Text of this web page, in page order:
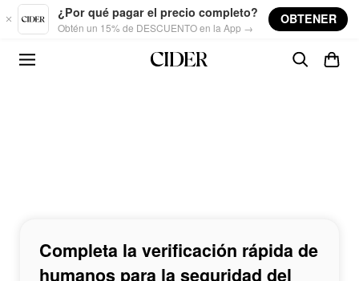
Skip to main content
¿Por qué pagar el precio completo?
Obtén un 15% de DESCUENTO en la App →
OBTENER
Completa la verificación rápida de
humanos para la seguridad del